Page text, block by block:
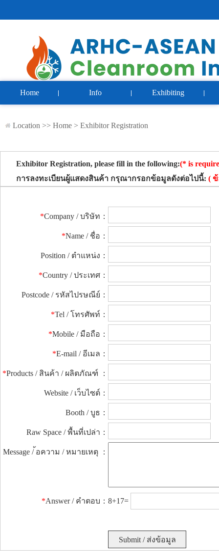
Home Info Exhibiting
Location >> Home > Exhibitor Registration
Exhibitor Registration, please fill in the following:(* is
การลงทะเบียนผู้แสดงสินค้า กรุณากรอกข้อมูลดังต่อไปนี้: (
*Company / บริษัท：
*Name / ชื่อ：
Position / ตำแหน่ง：
*Country / ประเทศ：
Postcode / รหัสไปรษณีย์：
*Tel / โทรศัพท์：
*Mobile / มือถือ：
*E-mail / อีเมล：
*Products / สินค้า / ผลิตภัณฑ์ ：
Website / เว็บไซต์：
Booth / บูธ：
Raw Space / พื้นที่เปล่า：
Message / ้อความ / หมายเหตุ ：
*Answer / คำตอบ： 8+17=